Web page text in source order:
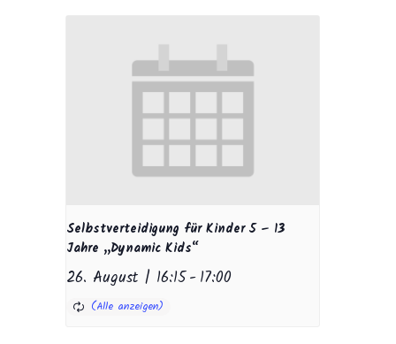
Selbstverteidigung für Kinder 5 – 13
Jahre „Dynamic Kids“
26. August | 16:15-17:00